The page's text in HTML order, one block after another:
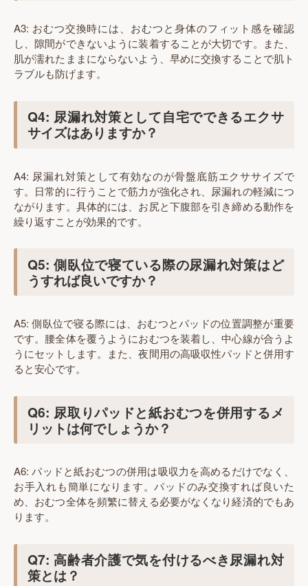
A3: おむつ交換時には、おむつと身体のフィット感を確認
し、隙間ができないように装着することが大切です。また、
肌が濡れたままにならないよう、早めに交換することで肌ト
ラブルも防げます。
Q4: 尿漏れ対策として自宅でできるエクサ
サイズはありますか？
A4: 尿漏れ対策として有効なのが骨盤底筋エクササイズで
す。日常的に行うことで筋力が強化され、尿漏れの軽減につ
ながります。具体的には、お尻と下腹部を引き締める動作を
繰り返すことが効果的です。
Q5: 側臥位で寝ている際の尿漏れ対策はど
うすれば良いですか？
A5: 側臥位で寝る際には、おむつとパッドの位置調整が重要
です。腰全体を覆うようにおむつを装着し、中心線が合うよ
うにセットします。また、夜間用の高吸収性パッドと併用す
ると安心です。
Q6: 尿取りパッドと紙おむつを併用するメ
リットは何でしょうか？
A6: パッドと紙おむつの併用は吸収力を高めるだけでなく、
お手入れも簡単になります。パッドのみ交換すれば良いた
め、おむつ全体を頻繁に替える必要がなくなり経済的でもあ
ります。
Q7: 高齢者介護で気を付けるべき尿漏れ対
策とは？